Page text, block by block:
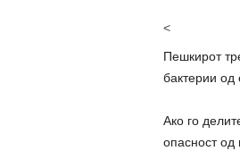
<
Пешкирот
бактерии од
Ако го
опасност од